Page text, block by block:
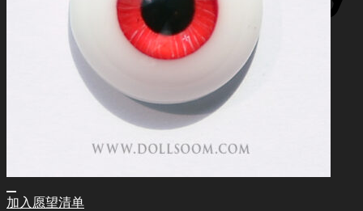
加入愿望清单